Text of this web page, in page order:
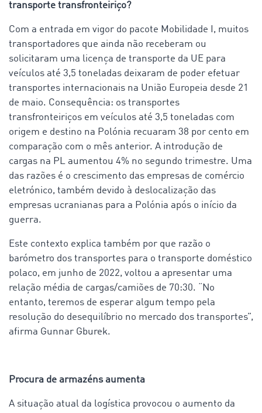
transporte transfronteiriço?
Com a entrada em vigor do pacote Mobilidade I, muitos
transportadores que ainda não receberam ou
solicitaram uma licença de transporte da UE para
veículos até 3,5 toneladas deixaram de poder efetuar
transportes internacionais na União Europeia desde 21
de maio. Consequência: os transportes
transfronteiriços em veículos até 3,5 toneladas com
origem e destino na Polónia recuaram 38 por cento em
comparação com o mês anterior. A introdução de
cargas na PL aumentou 4% no segundo trimestre. Uma
das razões é o crescimento das empresas de comércio
eletrónico, também devido à deslocalização das
empresas ucranianas para a Polónia após o início da
guerra.
Este contexto explica também por que razão o
barómetro dos transportes para o transporte doméstico
polaco, em junho de 2022, voltou a apresentar uma
relação média de cargas/camiões de 70:30. “No
entanto, teremos de esperar algum tempo pela
resolução do desequilíbrio no mercado dos transportes”,
afirma Gunnar Gburek.
Procura de armazéns aumenta
A situação atual da logística provocou o aumento da